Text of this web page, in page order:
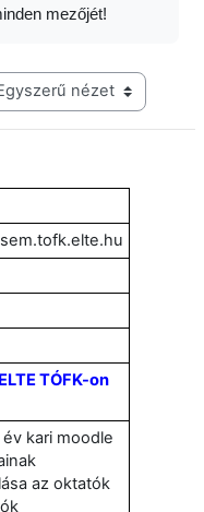
mezőjét!
szintű navigáció
TÓFK-on
kari moodle
az oktatók